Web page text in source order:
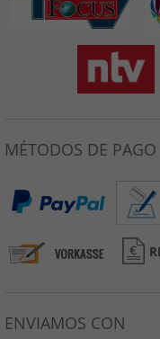
MÉTODOS DE PAGO
ENVIAMOS CON